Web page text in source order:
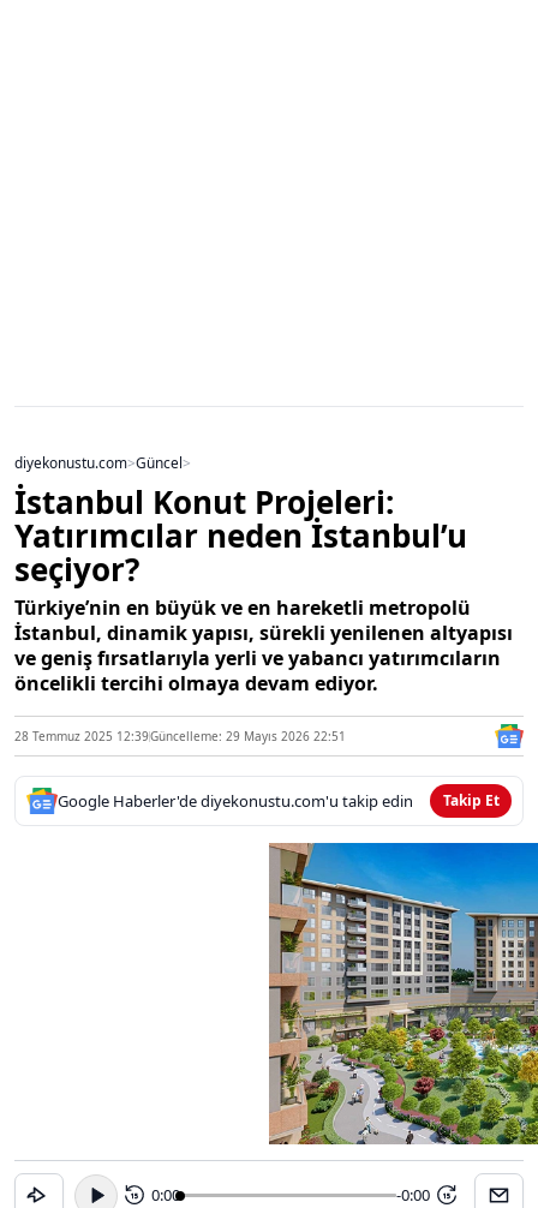
diyekonustu.com>Güncel>
İstanbul Konut Projeleri:
Yatırımcılar neden İstanbul’u
seçiyor?
Türkiye’nin en büyük ve en hareketli metropolü
İstanbul, dinamik yapısı, sürekli yenilenen altyapısı
ve geniş fırsatlarıyla yerli ve yabancı yatırımcıların
öncelikli tercihi olmaya devam ediyor.
28 Temmuz 2025 12:39Güncelleme: 29 Mayıs 2026 22:51
Google Haberler'de diyekonustu.com'u takip edin Takip Et
15 0:00 -0:00 15